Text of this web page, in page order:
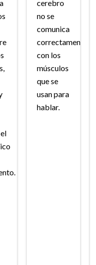
cerebro
no se
comunica
correctamente
con los
músculos
que se
usan para
hablar.